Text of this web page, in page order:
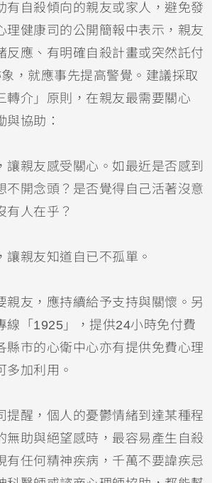
有自殺傾向的親友或家人，避免發
理健康司的公開簡報中表示，親友
反應、有明確自殺計畫或突然託付
，就應事先提高警覺。建議採取
轉介」原則，在親友最需要關心
與協助：
讓親友感受關心。如最近是否感到
不開念頭？是否覺得自己活著沒意
有人在乎？
讓親友知道自已不孤單。
親友，應持續給予支持與關懷。另
線「1925」，提供24小時免付費
縣市的心衛中心亦有提供免費心理
多加利用。
提醒，個人的憂鬱情緒到達某種程
無助與絕望感時，最容易產生自殺
有任何精神疾病，千萬不要諱疾忌